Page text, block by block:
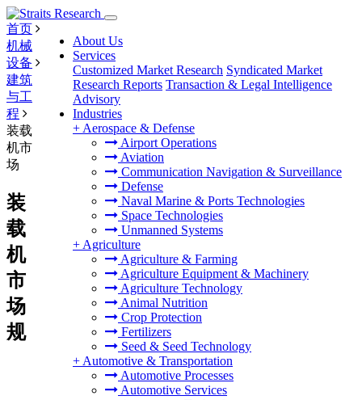
About Us
Services
Customized Market Research Syndicated Market
Research Reports Transaction & Legal Intelligence
Advisory
Industries
+ Aerospace & Defense
Airport Operations
Aviation
Communication Navigation & Surveillance
Defense
Naval Marine & Ports Technologies
Space Technologies
Unmanned Systems
+ Agriculture
Agriculture & Farming
Agriculture Equipment & Machinery
Agriculture Technology
Animal Nutrition
Crop Protection
Fertilizers
Seed & Seed Technology
+ Automotive & Transportation
Automotive Processes
Automotive Services
首页
机械
设备
建筑
与工
程
装载
机市
场
装
载
机
市
场
规